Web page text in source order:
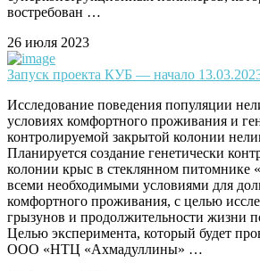
востребован …
26 июля 2023
Запуск проекта КУБ — начало
Исследование поведения популяции
условиях комфортного проживания и
контролируемой закрытой колонии
Планируется создание генетически
колонии крыс в стеклянном питомнике
всеми необходимыми условиями для
комфортного проживания, с целью
грызунов и продолжительности жизни
Целью эксперимента, который будет
ООО «НТЦ «Ахмадуллины» …